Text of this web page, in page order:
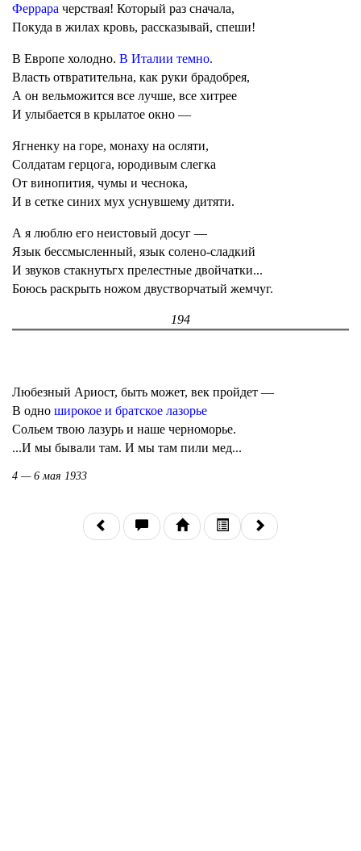
Феррара черствая! Который раз сначала,
Покуда в жилах кровь, рассказывай, спеши!
В Европе холодно. В Италии темно.
Власть отвратительна, как руки брадобрея,
А он вельможится все лучше, все хитрее
И улыбается в крылатое окно —
Ягненку на горе, монаху на осляти,
Солдатам герцога, юродивым слегка
От винопития, чумы и чеснока,
И в сетке синих мух уснувшему дитяти.
А я люблю его неистовый досуг —
Язык бессмысленный, язык солено-сладкий
И звуков стакнутьгх прелестные двойчатки...
Боюсь раскрыть ножом двустворчатый жемчуг.
194
Любезный Ариост, быть может, век пройдет —
В одно широкое и братское лазорье
Сольем твою лазурь и наше черноморье.
...И мы бывали там. И мы там пили мед...
4 — 6 мая 1933